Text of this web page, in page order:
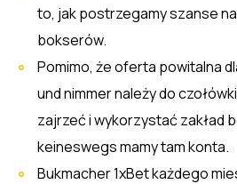
to, jak postrzegamy szanse
bokserów.
Pomimo, że oferta powitalna
und nimmer należy do
zajrzeć i wykorzystać zakład
keineswegs mamy tam konta.
Bukmacher 1xBet każdego